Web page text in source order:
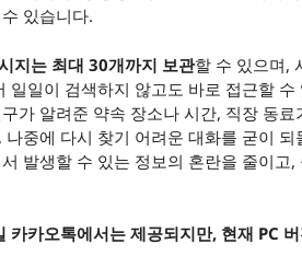
있습니다.
지는 최대 30개까지 보관할 수 있으며,
일일이 검색하지 않고도 바로 접근할
가 알려준 약속 장소나 시간, 직장 동
나중에 다시 찾기 어려운 대화를 굳이
발생할 수 있는 정보의 혼란을 줄이고
카카오톡에서는 제공되지만, 현재 PC